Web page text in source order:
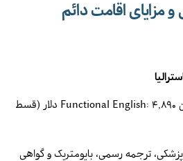
و مزایای اقامت دائم
همراهان بالای ۱۸ سال بدون Functional English: ۴,۸۹۰ دلار (قسط
ترجمه رسمی، بایومتریک و گواهی